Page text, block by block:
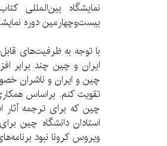
نمایشگاه بین‌المللی
بیست‌و‌چهارمین دوره
با توجه به ظرفیت‌های
ایران و چین چند برابر
چین و ایران و ناشران
تقویت کنم. براساس
چین که برای ترجمه آثار
استادان دانشگاه چین
ویروس کرونا نبود